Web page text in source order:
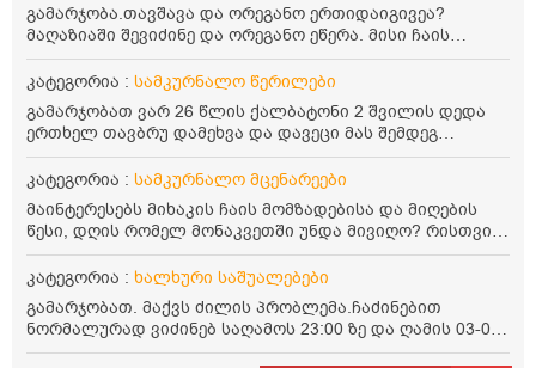
გამარჯობა.თავშავა და ორეგანო ერთიდაიგივეა?
მაღაზიაში შევიძინე და ორეგანო ეწერა. მისი ჩაის
დალევის წესი მაინტერესებს.რისთვის არის კარგი?
წავიკითხე რომ: 1 ჭიქა თბილ წყალში ჩავყაროთ 1 ჩაის
კოვზი დაქუცმაცებული და გამხმარი ორეგანო და
გავაჩეროთ 10-15 წუთი, მივიღოთო ჭამიდან 1-2 საათში.
მიზანი: ანტიოქსიდანტური და ანთების საწინააღმდეგო
თვისება. სწორია ეს ინფორმაცია? უკუჩვენება რა აქვს
და ბრონქულ ასთმას თუ შველის ორეგანოს ჩაი?
კატეგორია : სამკურნალო წერილები
გამარჯობათ ვარ 26 წლის ქალბატონი 2 შვილის დედა
ერთხელ თავბრუ დამეხვა და დავეცი მას შემდეგ
დამეწყო შიშები ვეღარ გავდიოდი გარეთ რადგან ისევ
ასე ცუდად არ გავხდარიყავი ყურის ანთება მქონდა
მაშინ როგორც გაირკვა მას შემსეგ გავიდა 1 წელზე
მეტინდა კიდე მეხვევა თავბრუ გარეთ გასვილისას
სახლში კარგად ვარ როცა ახსენებენ გარეთ წაავალა
სმაგაზეხ კი ცუდად ვხდებოდი ეხლა როგორმე გავდივარ
ბაღში ჯოხში ზოგჯერ მაქვს შეგრძნება მიწა მეცლება
ფეხებიდან და ჯოხზე უნდა დავეყრდნო აუცილებლად
არვიხი როგორ მოვიქცე რა გავაკეთო ასევე დამეწყო
შიშები უაზროდ შფოთვა რომ ვეღარ გავალ გაერთ
კატეგორია : სამკურნალო მცენარეები
მაინტერესებს მიხაკის ჩაის მომზადებისა და მიღების
წესი, დღის რომელ მონაკვეთში უნდა მივიღო? რისთვის
არის სასარგებლო და უკუჩვენება თუ აქვს
კატეგორია : ხალხური საშუალებები
გამარჯობათ. მაქვს ძილის პრობლემა.ჩაძინებით
ნორმალურად ვიძინებ საღამოს 23:00 ზე და ღამის 03-00
ან 04:00 საათზე მეღვიძება და მერე ვერ ვიძინებ